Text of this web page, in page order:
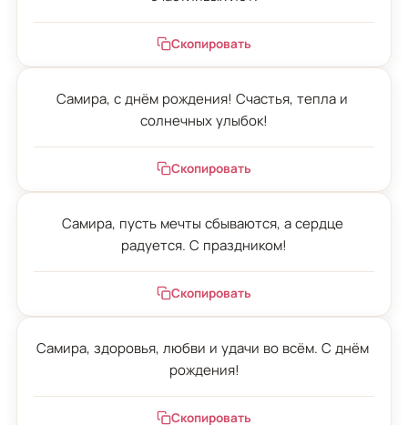
Скопировать
Самира, с днём рождения! Счастья, тепла и
солнечных улыбок!
Скопировать
Самира, пусть мечты сбываются, а сердце
радуется. С праздником!
Скопировать
Самира, здоровья, любви и удачи во всём. С днём
рождения!
Скопировать